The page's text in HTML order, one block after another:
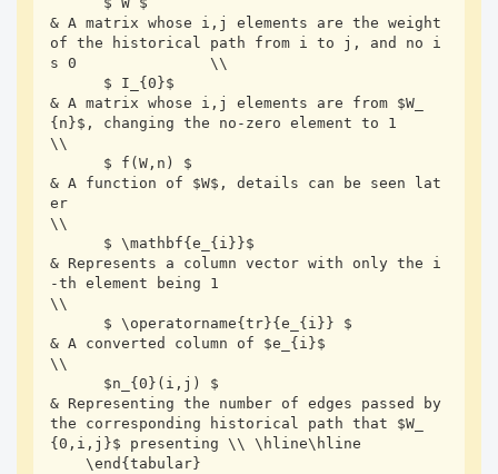
& A matrix whose i,j elements are the weight
of the historical path from i to j, and no i
s 0               \\
& A matrix whose i,j elements are from $W_
{n}$, changing the no-zero element to 1
\\
& A function of $W$, details can be seen lat
er
\\
& Represents a column vector with only the i
-th element being 1
\\
& A converted column of $e_{i}$
\\
& Representing the number of edges passed by
the corresponding historical path that $W_
{0,i,j}$ presenting \\ \hline\hline
    \end{tabular}